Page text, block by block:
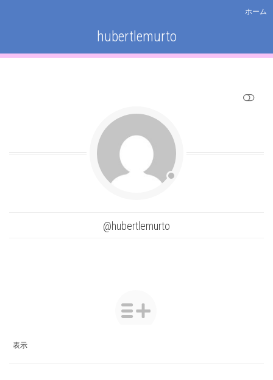
hubertlemurto
ホーム
@hubertlemurto
表示